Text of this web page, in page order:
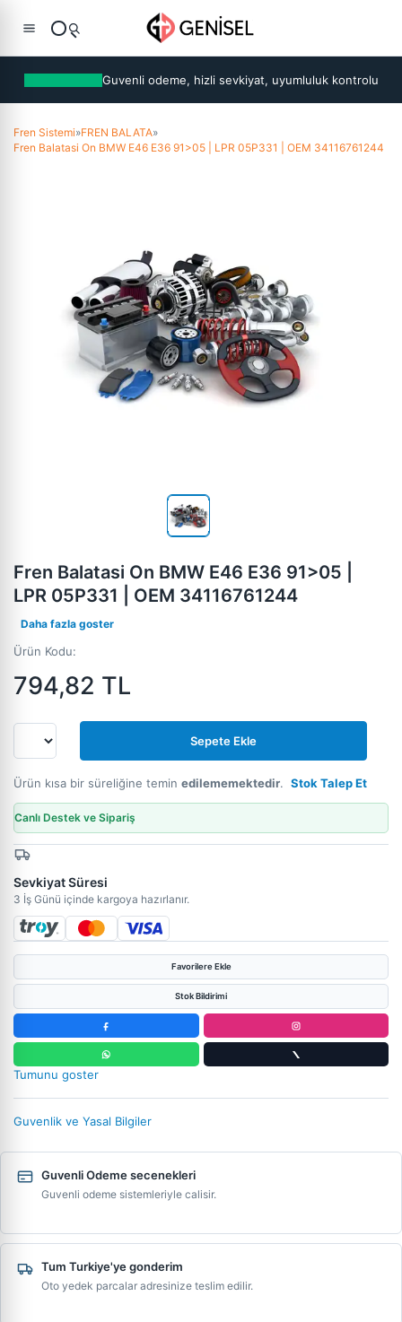
Guvenli odeme, hizli sevkiyat, uyumluluk kontrolu
Fren Sistemi»FREN BALATA»
Fren Balatasi On BMW E46 E36 91>05 | LPR 05P331 | OEM 34116761244
Fren Balatasi On BMW E46 E36 91>05 |
LPR 05P331 | OEM 34116761244
Daha fazla goster
Ürün Kodu:
794,82 TL
Sepete Ekle
Ürün kısa bir süreliğine temin edilememektedir. Stok Talep Et
Canlı Destek ve Sipariş
Sevkiyat Süresi
3 İş Günü içinde kargoya hazırlanır.
Favorilere Ekle
Stok Bildirimi
Tumunu goster
Guvenlik ve Yasal Bilgiler
Guvenli Odeme secenekleri
Guvenli odeme sistemleriyle calisir.
Tum Turkiye'ye gonderim
Oto yedek parcalar adresinize teslim edilir.